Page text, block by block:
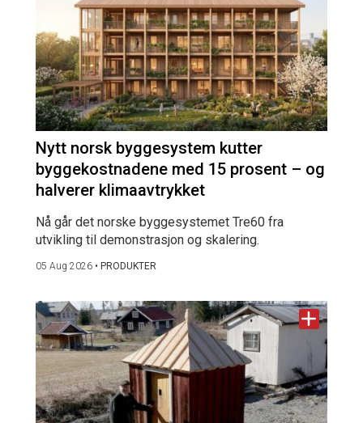
Nytt norsk byggesystem kutter
byggekostnadene med 15 prosent – og
halverer klimaavtrykket
Nå går det norske byggesystemet Tre60 fra
utvikling til demonstrasjon og skalering.
05 Aug 2026 • PRODUKTER